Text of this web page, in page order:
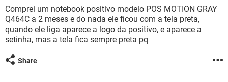
INSTAGRAM GMAIL
GUIA DE COMPRAS
OUTLOOK EXCEL
INSTAGRAM GMAIL
WHATSAPP
CELULAR FACEBOOK
OUTLOOK EXCEL
INSTAGRAM
Comprei um notebook positivo modelo POS MOTION GRAY
Q464C a 2 meses e do nada ele ficou com a tela preta,
quando ele liga aparece a logo da positivo, e aparece a
setinha, mas a tela fica sempre preta pq
Share